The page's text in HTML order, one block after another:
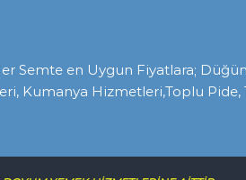
Semte en Uygun Fiyatlara;
Kumanya Hizmetleri,Toplu